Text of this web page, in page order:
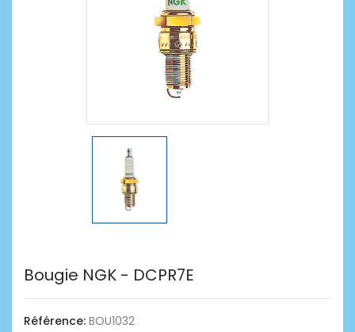
Bougie NGK - DCPR7E
Référence: BOU1032